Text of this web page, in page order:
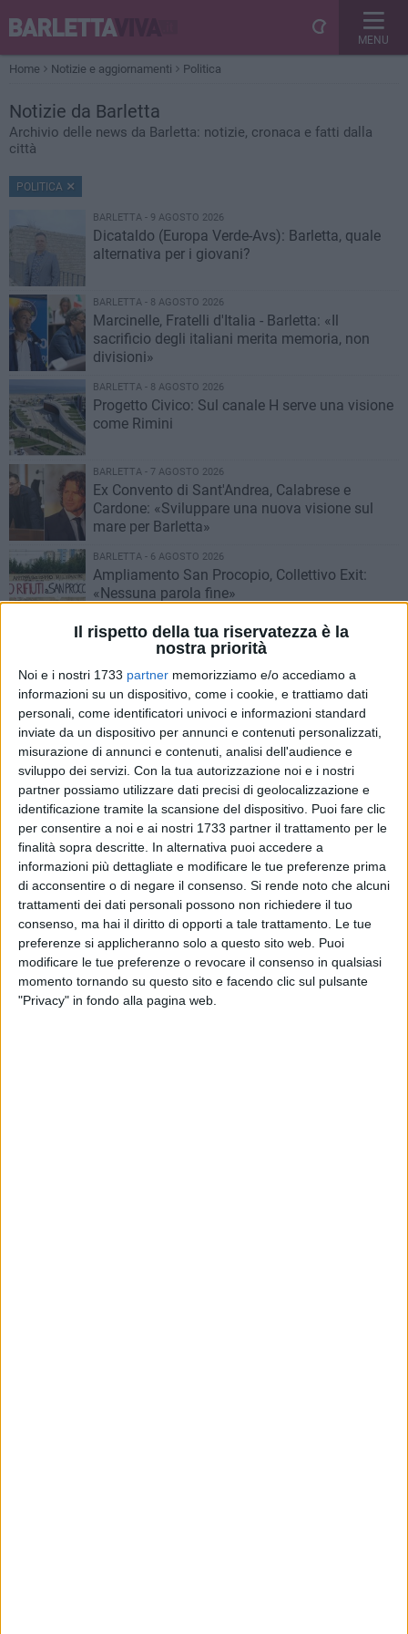
Il rispetto della tua riservatezza è la
nostra priorità
Noi e i nostri 1733 partner memorizziamo e/o accediamo a
informazioni su un dispositivo, come i cookie, e trattiamo dati
personali, come identificatori univoci e informazioni standard
inviate da un dispositivo per annunci e contenuti personalizzati,
misurazione di annunci e contenuti, analisi dell'audience e
sviluppo dei servizi. Con la tua autorizzazione noi e i nostri
partner possiamo utilizzare dati precisi di geolocalizzazione e
identificazione tramite la scansione del dispositivo. Puoi fare clic
per consentire a noi e ai nostri 1733 partner il trattamento per le
finalità sopra descritte. In alternativa puoi accedere a
informazioni più dettagliate e modificare le tue preferenze prima
di acconsentire o di negare il consenso. Si rende noto che alcuni
trattamenti dei dati personali possono non richiedere il tuo
consenso, ma hai il diritto di opporti a tale trattamento. Le tue
preferenze si applicheranno solo a questo sito web. Puoi
modificare le tue preferenze o revocare il consenso in qualsiasi
momento tornando su questo sito e facendo clic sul pulsante
"Privacy" in fondo alla pagina web.
MENU
Home Notizie e aggiornamenti Politica
Notizie da Barletta
Archivio delle news da Barletta: notizie, cronaca e fatti dalla
città
POLITICA
BARLETTA - 9 AGOSTO 2026
Dicataldo (Europa Verde-Avs): Barletta, quale
alternativa per i giovani?
BARLETTA - 8 AGOSTO 2026
Marcinelle, Fratelli d'Italia - Barletta: «Il
sacrificio degli italiani merita memoria, non
divisioni»
BARLETTA - 8 AGOSTO 2026
Progetto Civico: Sul canale H serve una visione
come Rimini
BARLETTA - 7 AGOSTO 2026
Ex Convento di Sant'Andrea, Calabrese e
Cardone: «Sviluppare una nuova visione sul
mare per Barletta»
BARLETTA - 6 AGOSTO 2026
Ampliamento San Procopio, Collettivo Exit:
«Nessuna parola fine»
BARLETTA - 6 AGOSTO 2026
Ampliamento San Procopio, Trimigno: «Qual è
il vero parere di Arpa Puglia?»
BARLETTA - 4 AGOSTO 2026
Auto persona con disabilità vandalizzata,
Sinistra Italiana: «Profonda amarezza»
BARLETTA - 4 AGOSTO 2026
Auto persona con disabilità vandalizzata,
Coalizione Civica: «Gesto spregevole che
colpisce la dignità umana»
BARLETTA - 4 AGOSTO 2026
Lista "Emiliano sindaco di Puglia" attacca
Lanotte: «La sua ricostruzione non corrisponde
ai fatti»
BARLETTA - 4 AGOSTO 2026
Osservatorio Sergio Ramelli: «La memoria non